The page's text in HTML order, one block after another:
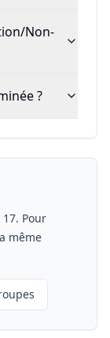
Non-
?
17. Pour
même